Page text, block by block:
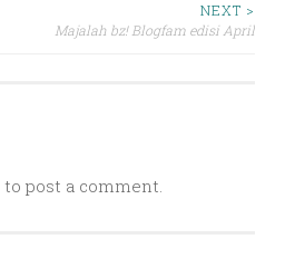
NEXT >
Majalah bz! Blogfam edisi April
to post a comment.